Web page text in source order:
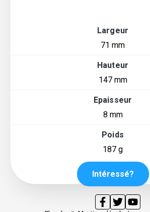
Largeur
71 mm
Hauteur
147 mm
Epaisseur
8 mm
Poids
187 g
Intéressé?